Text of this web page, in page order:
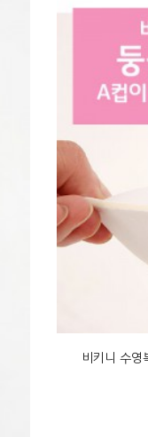
비키니 수영